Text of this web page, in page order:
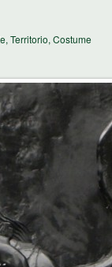
Territorio, Costume